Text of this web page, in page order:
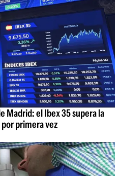
Madrid: el Ibex 35 supera la
primera vez